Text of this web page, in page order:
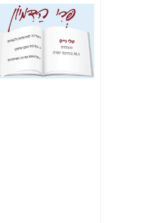
אחת הרגליים של "תיק
4000 התפור"
התמוטטה היום
בניצחון (כפול) של בזק
-
כאן
איך כתבות מפנקות